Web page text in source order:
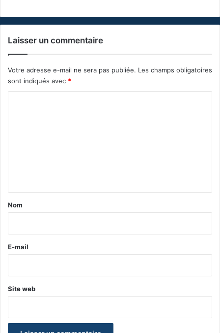
Laisser un commentaire
Votre adresse e-mail ne sera pas publiée. Les champs obligatoires
sont indiqués avec *
a
e
Nom
E-mail
Site web